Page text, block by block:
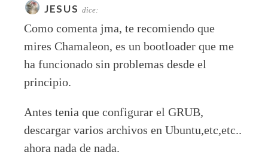
JESUS dice:
Como comenta jma, te recomiendo que
mires Chamaleon, es un bootloader que me
ha funcionado sin problemas desde el
principio.
Antes tenia que configurar el GRUB,
descargar varios archivos en Ubuntu,etc,etc..
ahora nada de nada.